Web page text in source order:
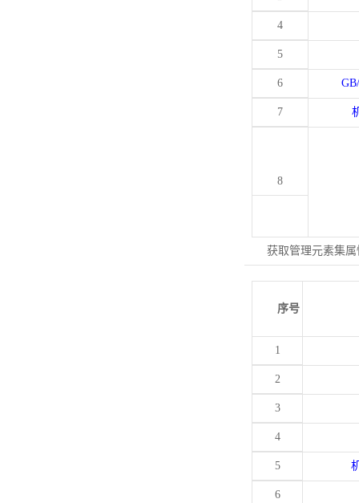
4
5
6
7
8
获取管理元素集
序号
1
2
3
4
5
6